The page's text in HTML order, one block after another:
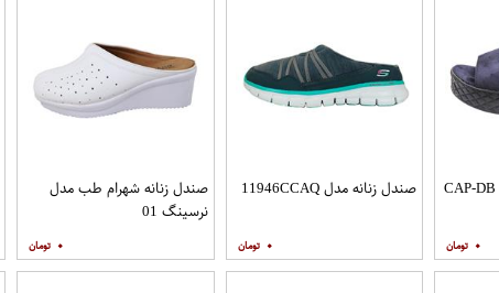
۰
صندل زنانه مدل 11946CCAQ
۰
صندل زنانه شهرام طب مدل
نرسینگ 01
۰